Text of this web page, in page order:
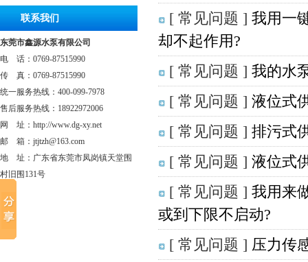
联系我们
东莞市鑫源水泵有限公司
电 话：0769-87515990
传 真：0769-87515990
统一服务热线：400-099-7978
售后服务热线：18922972006
网 址：http://www.dg-xy.net
邮 箱：jtjtzh@163.com
地 址：广东省东莞市凤岗镇天堂围
村旧围131号
[ 常见问题 ] 我用一
却不起作用?
[ 常见问题 ] 我的水
[ 常见问题 ] 液位式
[ 常见问题 ] 排污式
[ 常见问题 ] 液位式
[ 常见问题 ] 我用来
或到下限不启动?
[ 常见问题 ] 压力传